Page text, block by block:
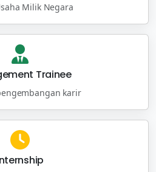
Milik Negara
Trainee
karir